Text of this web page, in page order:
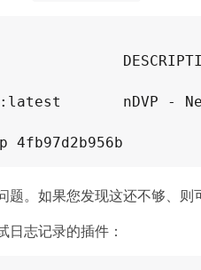
nDVP -
。如果您发现这还不够、则
日志记录的插件：